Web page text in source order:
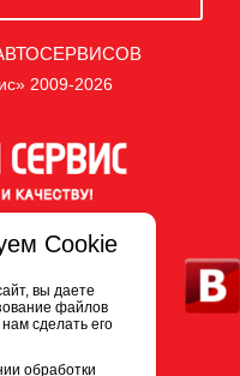
2009-2026
данных
Cookie
вы даете
файлов
сделать его
обработки